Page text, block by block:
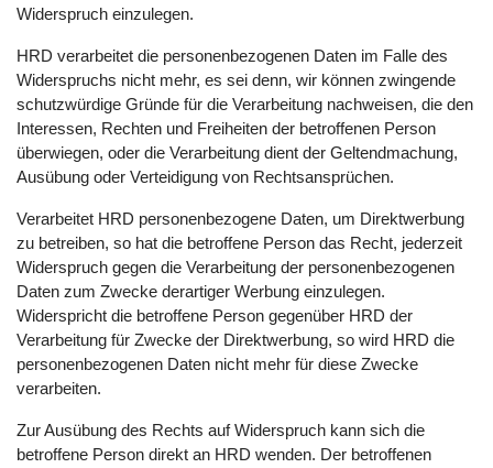
Widerspruch einzulegen.
HRD verarbeitet die personenbezogenen Daten im Falle des
Widerspruchs nicht mehr, es sei denn, wir können zwingende
schutzwürdige Gründe für die Verarbeitung nachweisen, die den
Interessen, Rechten und Freiheiten der betroffenen Person
überwiegen, oder die Verarbeitung dient der Geltendmachung,
Ausübung oder Verteidigung von Rechtsansprüchen.
Verarbeitet HRD personenbezogene Daten, um Direktwerbung
zu betreiben, so hat die betroffene Person das Recht, jederzeit
Widerspruch gegen die Verarbeitung der personenbezogenen
Daten zum Zwecke derartiger Werbung einzulegen.
Widerspricht die betroffene Person gegenüber HRD der
Verarbeitung für Zwecke der Direktwerbung, so wird HRD die
personenbezogenen Daten nicht mehr für diese Zwecke
verarbeiten.
Zur Ausübung des Rechts auf Widerspruch kann sich die
betroffene Person direkt an HRD wenden. Der betroffenen